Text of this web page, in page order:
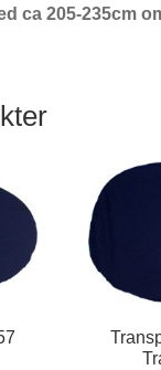
ca 205-235cm